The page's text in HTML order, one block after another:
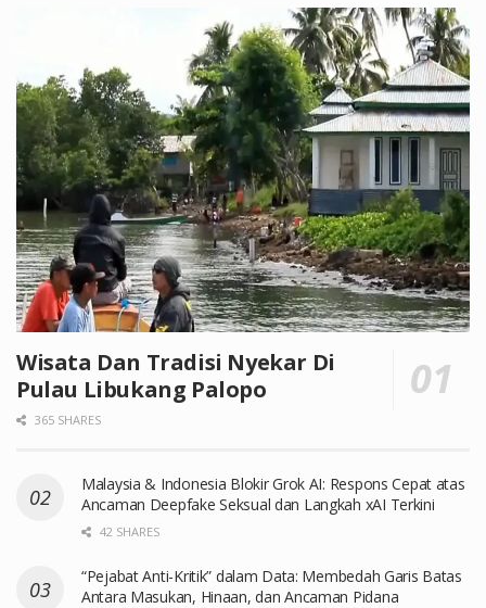
Wisata Dan Tradisi Nyekar Di
Pulau Libukang Palopo
365 SHARES
Malaysia & Indonesia Blokir Grok AI: Respons Cepat atas
Ancaman Deepfake Seksual dan Langkah xAI Terkini
42 SHARES
“Pejabat Anti-Kritik” dalam Data: Membedah Garis Batas
Antara Masukan, Hinaan, dan Ancaman Pidana